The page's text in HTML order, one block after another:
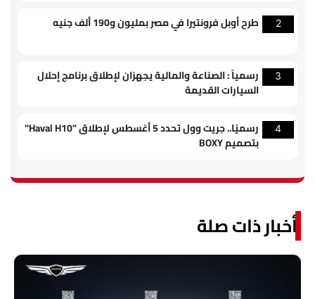
2 طرح أوبل فرونتيرا في مصر بمليون و190 ألف جنيه
3
رسمياً : الصناعة والمالية يجهزان لإطلاق برنامج إحلال
السيارات القديمة
4
رسميًا.. جريت وول تحدد 5 أغسطس لإطلاق "Haval H10"
بتصميم BOXY
أخبار ذات صلة